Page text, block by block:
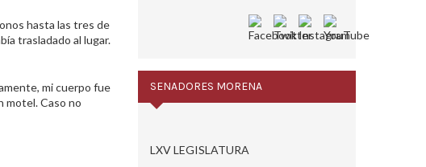
hasta las tres de
trasladado al lugar.
mi cuerpo fue
motel. Caso no
SENADORES MORENA
LXV LEGISLATURA